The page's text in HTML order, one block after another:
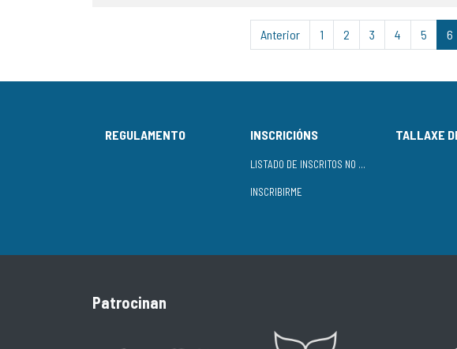
Anterior 1 2 3 4 5 6
REGULAMENTO INSCRICIÓNS
LISTADO DE INSCRITOS NO CIRCUÍTO
INSCRIBIRME
Patrocinan